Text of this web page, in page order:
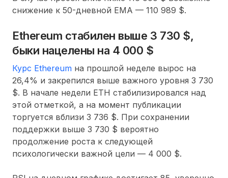
снижение к 50-дневной EMA — 110 989 $.
Ethereum стабилен выше 3 730 $,
быки нацелены на 4 000 $
Курс Ethereum на прошлой неделе вырос на
26,4% и закрепился выше важного уровня 3 730
$. В начале недели ETH стабилизировался над
этой отметкой, а на момент публикации
торгуется вблизи 3 736 $. При сохранении
поддержки выше 3 730 $ вероятно
продолжение роста к следующей
психологически важной цели — 4 000 $.